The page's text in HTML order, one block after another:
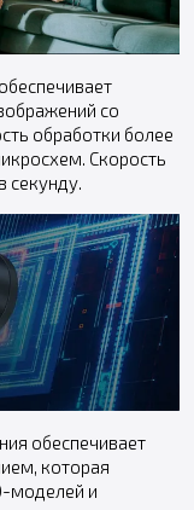
со
обработки более
Скорость
секунду.
обеспечивает
которая
моделей и